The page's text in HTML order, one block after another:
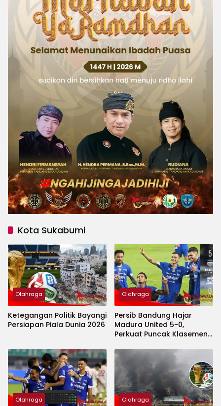
Kota Sukabumi
Olahraga
Ketegangan Politik Bayangi
Persiapan Piala Dunia 2026
Olahraga
Persib Bandung Hajar
Madura United 5-0,
Perkuat Puncak Klasemen
Olahraga Olahraga